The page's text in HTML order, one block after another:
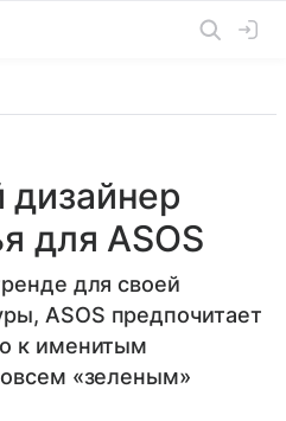
для ASOS
для своей
ASOS предпочитает
к именитым
«зеленым»